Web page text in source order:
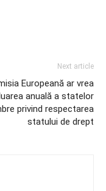
Next article
Europeană ar vrea
anuală a statelor
privind respectarea
statului de drept